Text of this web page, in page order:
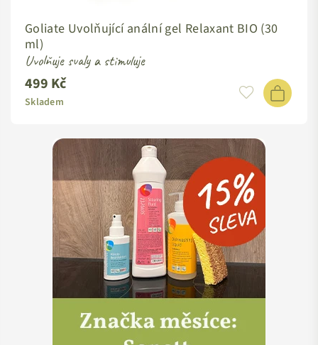
Goliate Uvolňující anální gel Relaxant BIO (30
ml)
Uvolňuje svaly a stimuluje
Standardní
cena
499 Kč
Skladem